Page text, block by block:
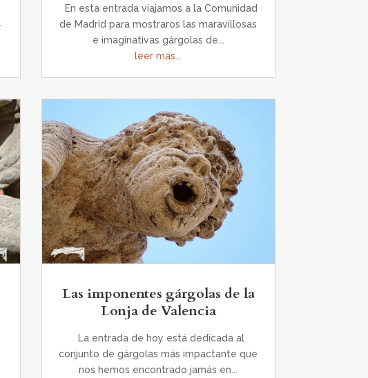
En esta entrada viajamos a la Comunidad
de Madrid para mostraros las maravillosas
e imaginativas gárgolas de...
leer más...
Las imponentes gárgolas de la
Lonja de Valencia
La entrada de hoy está dedicada al
conjunto de gárgolas más impactante que
nos hemos encontrado jamás en...